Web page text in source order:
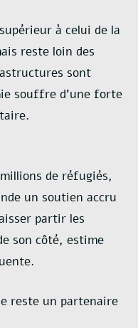
à celui de la
reste loin des
sont
souffre d’une forte
de réfugiés,
un soutien accru
partir les
son côté, estime
reste un partenaire